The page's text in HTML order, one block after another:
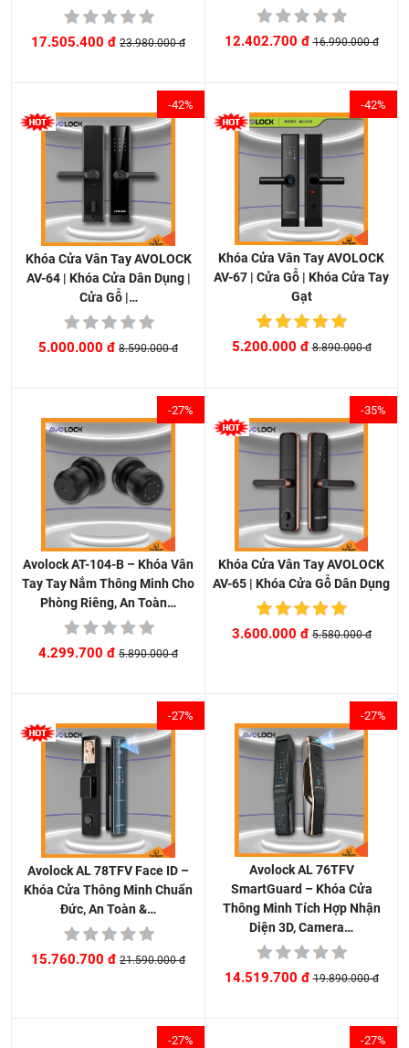
17.505.400 đ 23.980.000 đ 12.402.700 đ 16.990.000 đ
-42%
Khóa Cửa Vân Tay AVOLOCK
AV-64 | Khóa Cửa Dân Dụng |
Cửa Gỗ |…
5.000.000 đ 8.590.000 đ
-42%
Khóa Cửa Vân Tay AVOLOCK
AV-67 | Cửa Gỗ | Khóa Cửa Tay
Gạt
5.200.000 đ 8.890.000 đ
-27%
Avolock AT-104-B – Khóa Vân
Tay Tay Nắm Thông Minh Cho
Phòng Riêng, An Toàn…
4.299.700 đ 5.890.000 đ
-35%
Khóa Cửa Vân Tay AVOLOCK
AV-65 | Khóa Cửa Gỗ Dân Dụng
3.600.000 đ 5.580.000 đ
-27%
Avolock AL 78TFV Face ID –
Khóa Cửa Thông Minh Chuẩn
Đức, An Toàn &…
15.760.700 đ 21.590.000 đ
-27%
Avolock AL 76TFV
SmartGuard – Khóa Cửa
Thông Minh Tích Hợp Nhận
Diện 3D, Camera…
14.519.700 đ 19.890.000 đ
-27% -27%